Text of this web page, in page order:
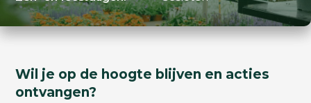
Wil je op de hoogte blijven en acties
ontvangen?